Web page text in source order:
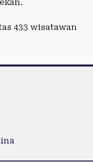
433 wisatawan